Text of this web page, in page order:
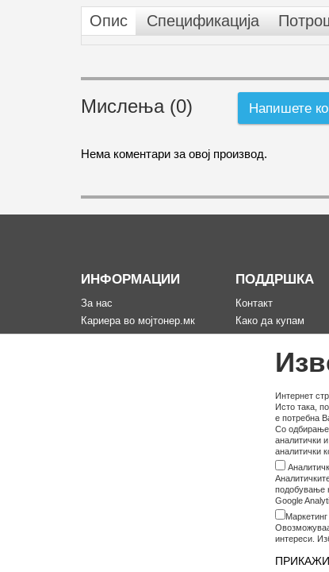
Интернет
Исто така,
е потребна
Со одбирање
аналитички
аналитички
подобување
Google
Маркетинг
интереси.
Опис Спецификација
Мислења (0) Напишете
Нема коментари за овој производ.
ИНФОРМАЦИИ
За нас
Кариера во мојтонер.мк
Информации за испорака
ПОДДРШКА
Контакт
Како да купам
Рекламација за
Мапа на сајтот